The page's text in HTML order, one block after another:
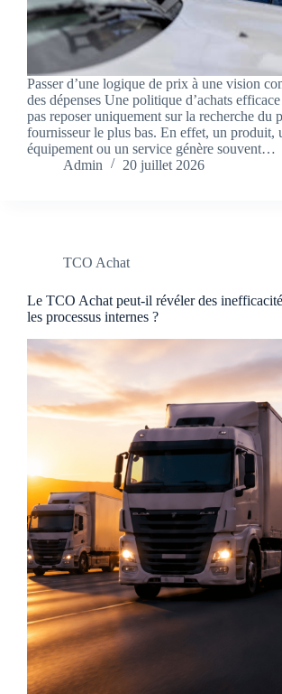
Passer d’une logique de prix à une vision
des dépenses Une politique d’achats
pas reposer uniquement sur la recherche du
fournisseur le plus bas. En effet, un produit,
équipement ou un service génère souvent…
Admin
20 juillet 2026
TCO Achat
Le TCO Achat peut-il révéler des
les processus internes ?